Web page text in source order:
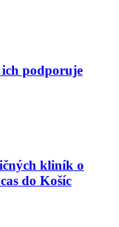
ich podporuje
kliník o
do Košíc